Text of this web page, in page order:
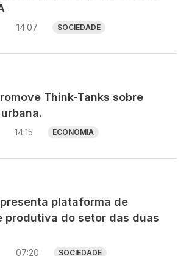
14:07 SOCIEDADE
Think-Tanks sobre
14:15 ECONOMIA
plataforma de
produtiva do setor das duas
07:20 SOCIEDADE